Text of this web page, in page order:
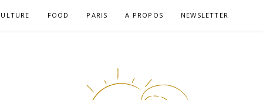
FOOD PARIS A PROPOS NEWSLETTER